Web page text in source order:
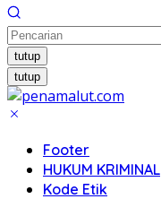
tutup
tutup
Footer
HUKUM KRIMINAL
Kode Etik